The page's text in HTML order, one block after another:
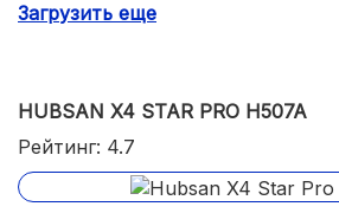
Отвратительное качество съемки;
Загрузить еще
HUBSAN X4 STAR PRO H507A
Рейтинг: 4.7